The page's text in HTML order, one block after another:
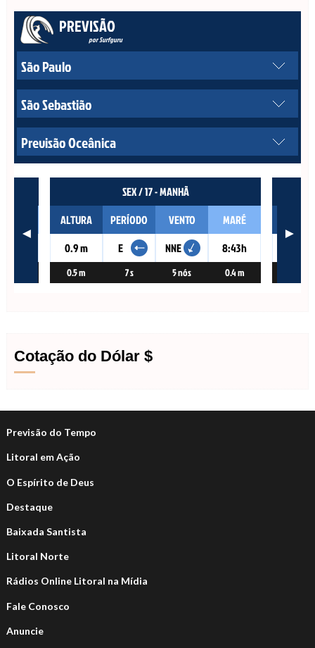
Cotação do Dólar $
Previsão do Tempo
Litoral em Ação
O Espírito de Deus
Destaque
Baixada Santista
Litoral Norte
Rádios Online Litoral na Mídia
Fale Conosco
Anuncie